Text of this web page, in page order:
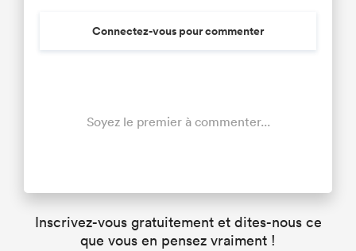
Connectez-vous pour commenter
Soyez le premier à commenter...
Inscrivez-vous gratuitement et dites-nous ce
que vous en pensez vraiment !